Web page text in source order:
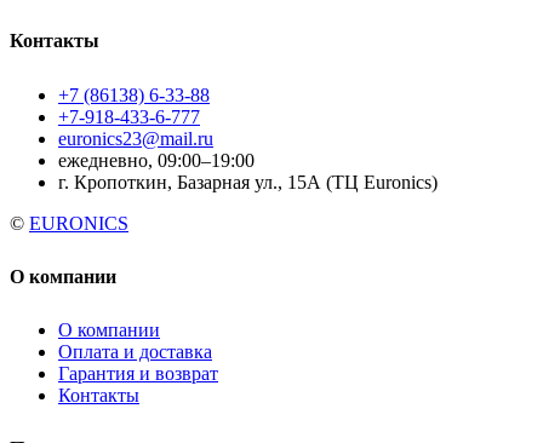
Контакты
+7 (86138) 6-33-88
+7-918-433-6-777
euronics23@mail.ru
ежедневно, 09:00–19:00
г. Кропоткин, Базарная ул., 15А (ТЦ Euronics)
© EURONICS
О компании
О компании
Оплата и доставка
Гарантия и возврат
Контакты